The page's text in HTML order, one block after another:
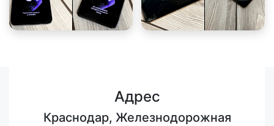
Адрес
Краснодар, Железнодорожная